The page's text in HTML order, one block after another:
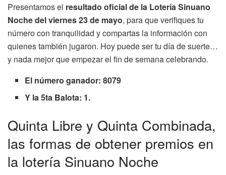
Presentamos el resultado oficial de la Lotería Sinuano
Noche del viernes 23 de mayo, para que verifiques tu
número con tranquilidad y compartas la información con
quienes también jugaron. Hoy puede ser tu día de suerte…
y nada mejor que empezar el fin de semana celebrando.
El número ganador: 8079
Y la 5ta Balota: 1.
Quinta Libre y Quinta Combinada,
las formas de obtener premios en
la lotería Sinuano Noche